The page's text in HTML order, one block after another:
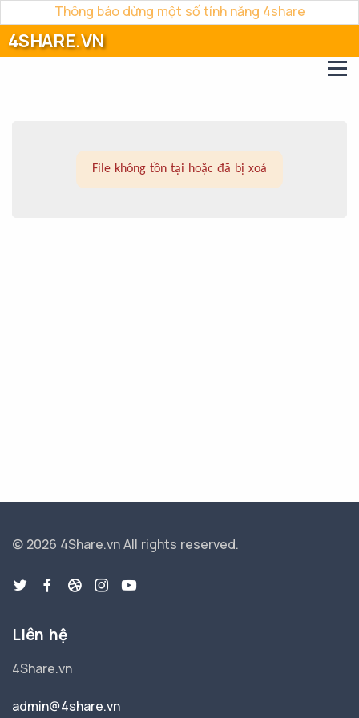
Thông báo dừng một số tính năng 4share
4SHARE.VN
File không tồn tại hoặc đã bị xoá
© 2026 4Share.vnAll rights reserved.
Liên hệ
4Share.vn
admin@4share.vn